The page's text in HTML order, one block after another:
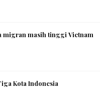
migran masih tinggi Vietnam
Kota Indonesia